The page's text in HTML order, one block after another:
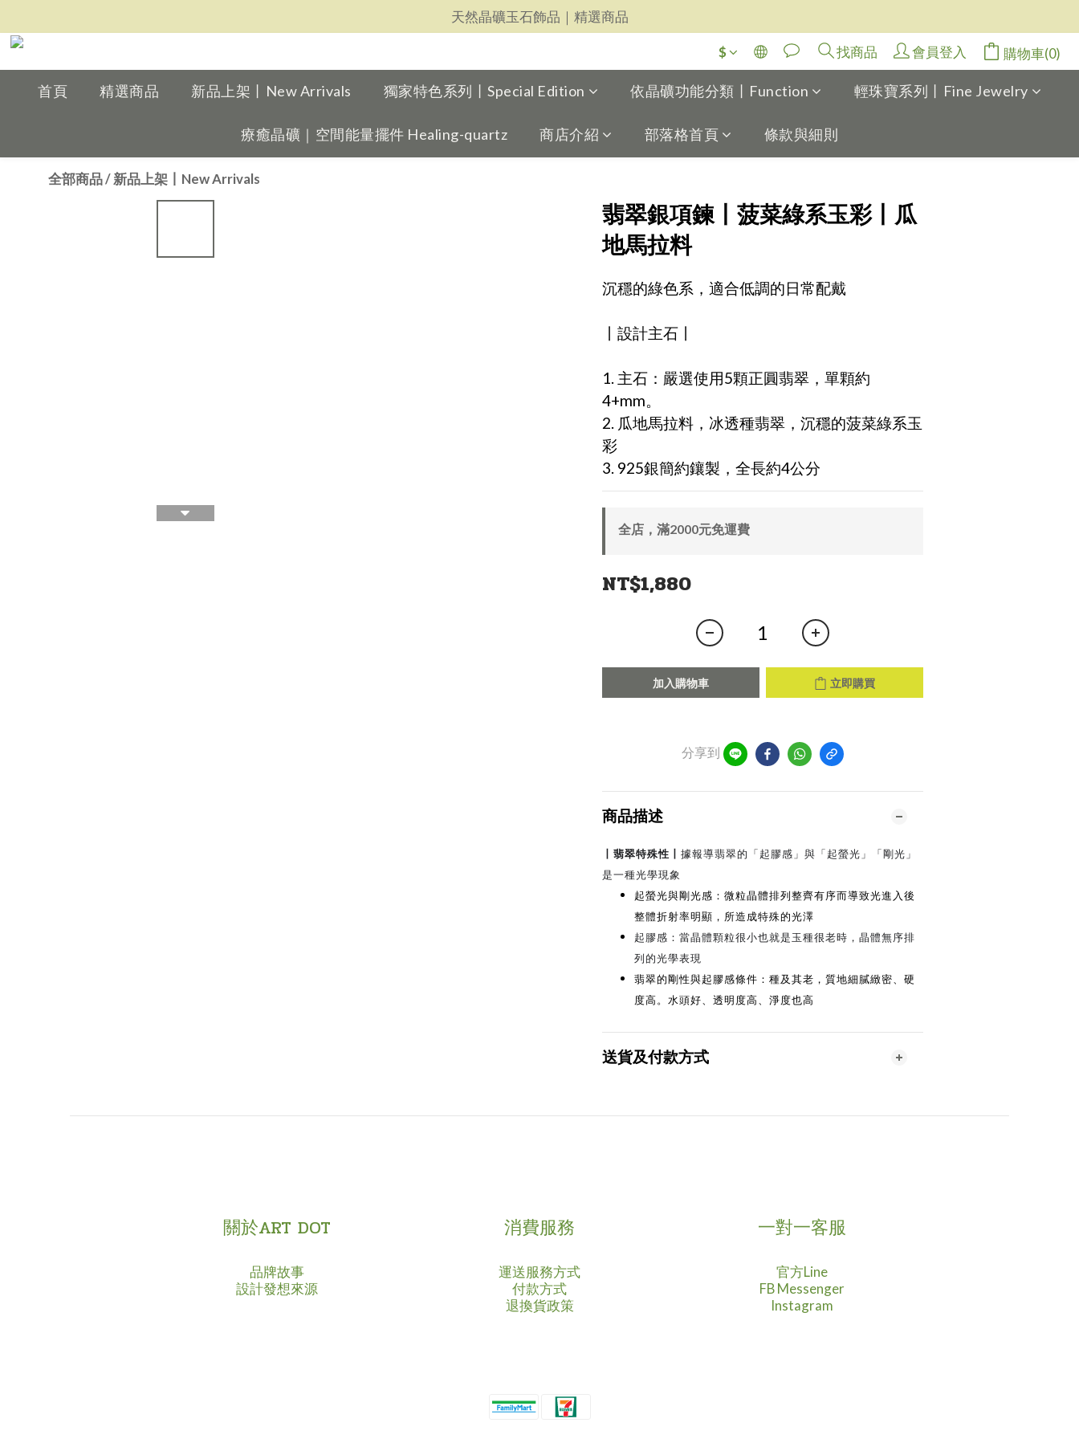
天然晶礦玉石飾品｜精選商品
天然晶礦玉石飾品｜精選商品
天然晶礦玉石飾品｜精選商品
$ 找商品 會員登入 購物車(0)
首頁 精選商品 新品上架丨New Arrivals 獨家特色系列丨Special Edition 依晶礦功能分類丨Function 輕珠寶系列丨Fine Jewelry
療癒晶礦｜空間能量擺件 Healing-quartz 商店介紹 部落格首頁 條款與細則
全部商品/新品上架丨New Arrivals
翡翠銀項鍊丨菠菜綠系玉彩丨瓜
地馬拉料
沉穩的綠色系，適合低調的日常配戴
丨設計主石丨
1. 主石：嚴選使用5顆正圓翡翠，單顆約
4+mm。
2. 瓜地馬拉料，冰透種翡翠，沉穩的菠菜綠系玉
彩
3. 925銀簡約鑲製，全長約4公分
全店，滿2000元免運費
NT$1,880
加入購物車 立即購買
分享到
商品描述
翡翠特殊性
據報導翡翠的「起膠感」與「起螢光」「剛光」
是一種光學現象
起螢光與剛光感：微粒晶體排列整齊有序而導致光進入後
整體折射率明顯，所造成特殊的光澤
起膠感：當晶體顆粒很小也就是玉種很老時，晶體無序排
列的光學表現
翡翠的剛性與起膠感條件：種及其老，質地細膩緻密、硬
度高。水頭好、透明度高、淨度也高
送貨及付款方式
關於ART DOT
品牌故事
設計發想來源
消費服務
運送服務方式
付款方式
退換貨政策
一對一客服
官方Line
FB Messenger
Instagram